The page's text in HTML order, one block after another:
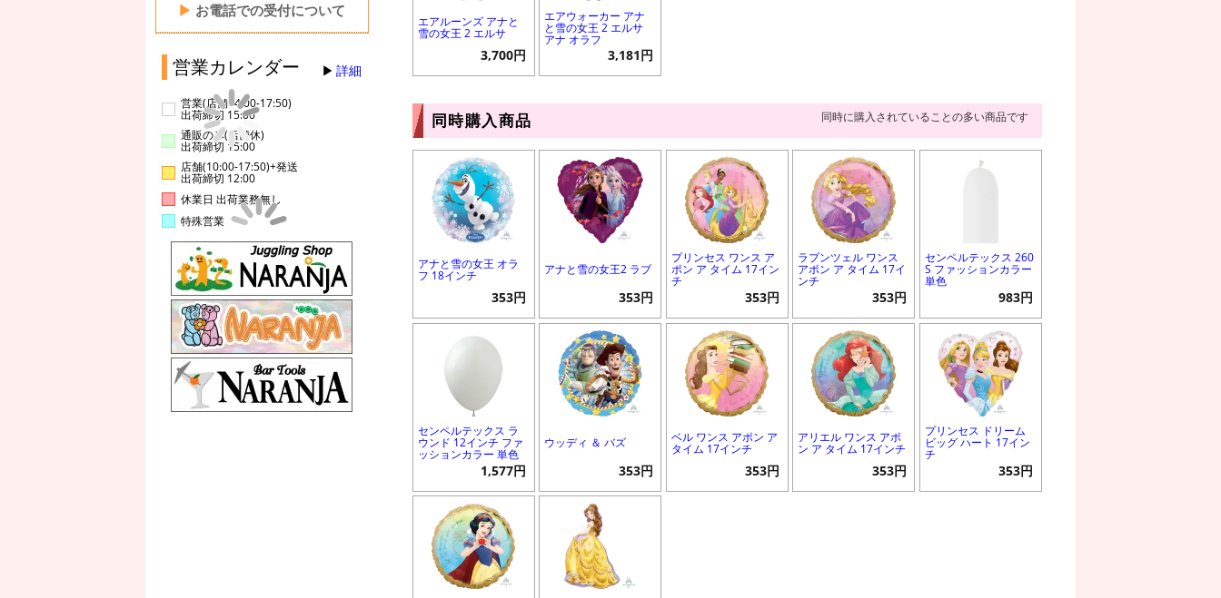
▶ お電話での受付について
営業カレンダー 詳細
営業(店舗14:00-17:50)
出荷締切 15:00
通販のみ(店舗休)
出荷締切 15:00
店舗(10:00-17:50)+発送
出荷締切 12:00
休業日 出荷業務無し
特殊営業
エアルーンズ アナと
雪の女王 2 エルサ
3,700円
エアウォーカー アナ
と雪の女王 2 エルサ
アナ オラフ
3,181円
同時購入商品 同時に購入されていることの多い商品です
アナと雪の女王 オラ
フ 18インチ
353円
アナと雪の女王2 ラブ
353円
プリンセス ワンス ア
ポン ア タイム 17イン
チ
353円
ラプンツェル ワンス
アポン ア タイム 17イ
ンチ
353円
センペルテックス 260
S ファッションカラー
単色
983円
センペルテックス ラ
ウンド 12インチ ファ
ッションカラー 単色
1,577円
ウッディ ＆ バズ
353円
ベル ワンス アポン ア
タイム 17インチ
353円
アリエル ワンス アポ
ン ア タイム 17インチ
353円
プリンセス ドリーム
ビッグ ハート 17イン
チ
353円